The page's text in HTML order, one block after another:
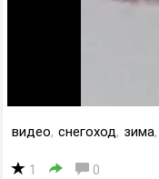
видео, снегоход, зима,
1 0